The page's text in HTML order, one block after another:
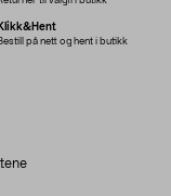
Klikk&Hent
på nett og hent i butikk